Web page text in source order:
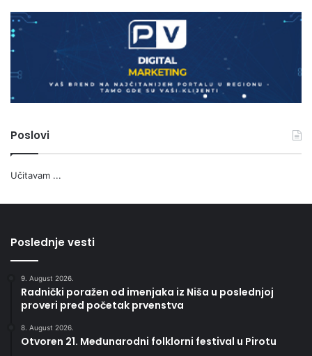
Poslovi
Učitavam ...
Poslednje vesti
9. August 2026.
Radnički poražen od imenjaka iz Niša u poslednjoj
proveri pred početak prvenstva
8. August 2026.
Otvoren 21. Međunarodni folklorni festival u Pirotu